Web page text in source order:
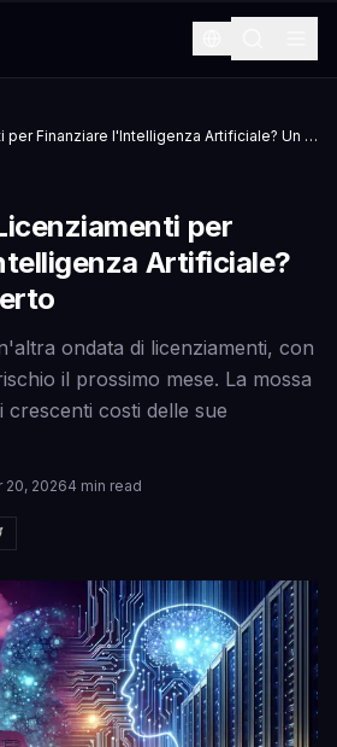
Meta: 8.000 Licenziamenti per Finanziare l'Intelligenza Artificiale? Un Futuro Incerto
per
Artificiale?
ondata di licenziamenti, con
il prossimo mese. La mossa
crescenti costi delle sue
20, 20264 min read